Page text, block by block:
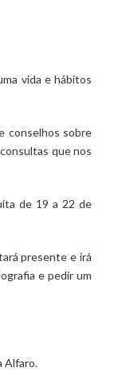
vida e hábitos
conselhos sobre
que nos
de 19 a 22 de
presente e irá
e pedir um
Alfaro.